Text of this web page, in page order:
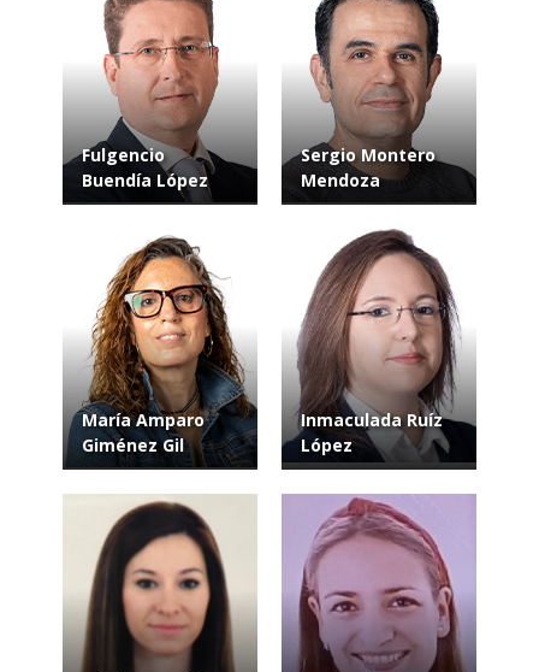
Fulgencio
Buendía López
Sergio Montero
Mendoza
María Amparo
Giménez Gil
Inmaculada Ruíz
López